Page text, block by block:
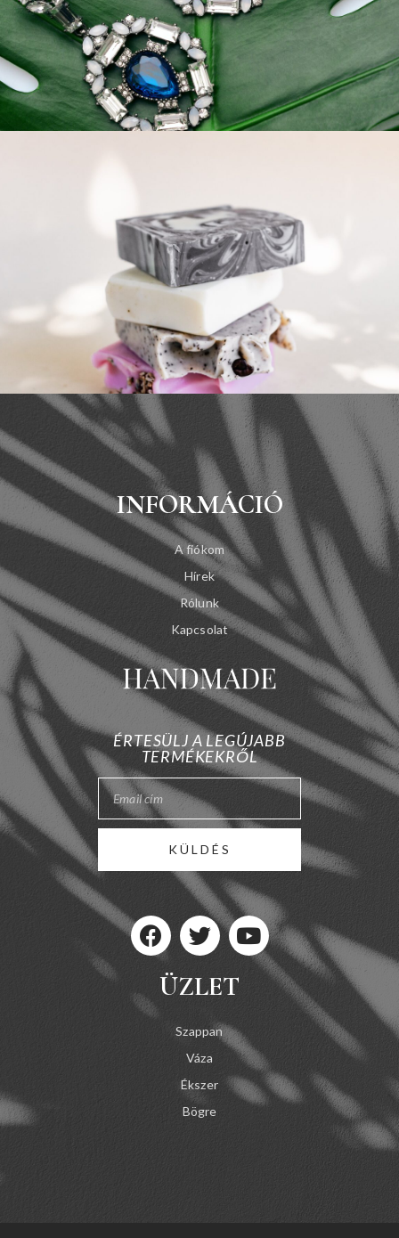
INFORMÁCIÓ
A fiókom
Hírek
Rólunk
Kapcsolat
ÉRTESÜLJ A LEGÚJABB
TERMÉKEKRŐL
KÜLDÉS
ÜZLET
Szappan
Váza
Ékszer
Bögre